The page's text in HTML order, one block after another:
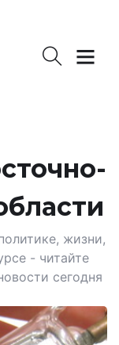
жизни,
- читайте
сегодня